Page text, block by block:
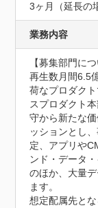
3ヶ月（延長の
業務内容
【募集部門につ
再生数月間6.5
荷なプロダク
スプロダクト
守から新たな
ッションとし
定、アプリや
ンド・データ
のほか、大量
ます。
想定配属先と